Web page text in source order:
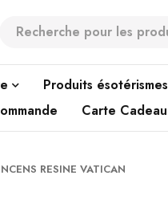
Produits ésotérismes
Carte Cadeau
RESINE VATICAN